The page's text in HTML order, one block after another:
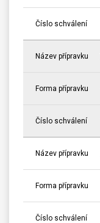
Číslo schválení
Název přípravku
Forma přípravku
Číslo schválení
Název přípravku
Forma přípravku
Číslo schválení